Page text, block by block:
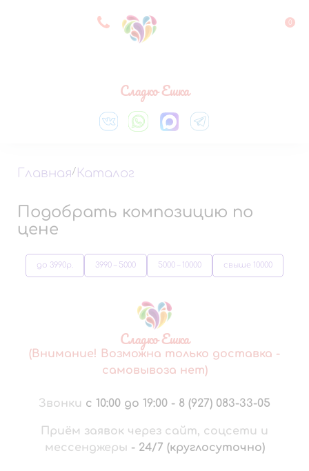
8 927 083 33 05 0
Сладко Ешка
Главная/ Каталог
Подобрать композицию по
цене
до 3990р. 3990 – 5000 5000 – 10000 свыше 10000
Сладко Ешка
(Внимание! Возможна только доставка -
самовывоза нет)
Звонки с 10:00 до 19:00 - 8 (927) 083-33-05
Приём заявок через сайт, соцсети и
мессенджеры - 24/7 (круглосуточно)